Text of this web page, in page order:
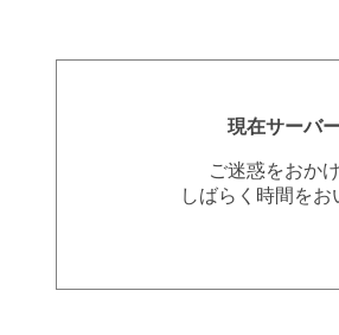
現在サーバ
ご迷惑をおか
しばらく時間を